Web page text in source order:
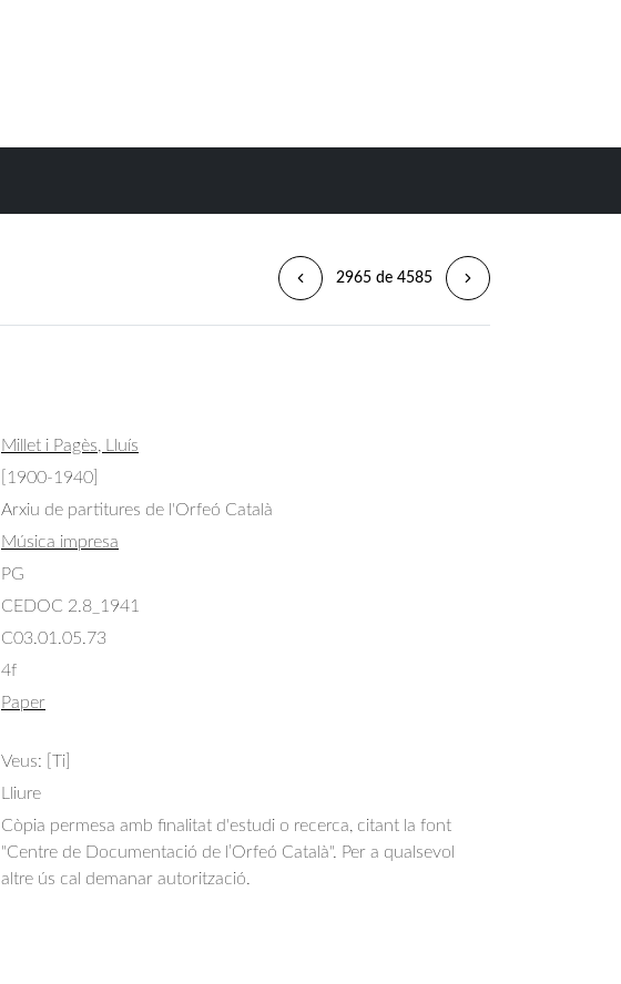
2965 de 4585
Millet i Pagès, Lluís
[1900-1940]
Arxiu de partitures de l'Orfeó Català
Música impresa
PG
CEDOC 2.8_1941
C03.01.05.73
4f
Paper
Veus: [Ti]
Lliure
Còpia permesa amb finalitat d'estudi o recerca, citant la font
"Centre de Documentació de l’Orfeó Català". Per a qualsevol
altre ús cal demanar autorització.